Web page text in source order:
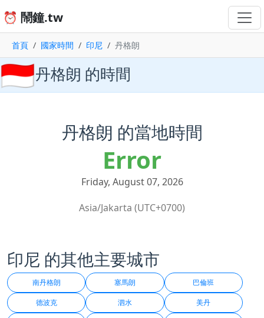
⏰ 鬧鐘.tw
首頁 國家時間 印尼 丹格朗
🇮🇩丹格朗 的時間
丹格朗 的當地時間
Error
Friday, August 07, 2026
Asia/Jakarta (UTC+0700)
印尼 的其他主要城市
南丹格朗 塞馬朗 巴倫班
德波克 泗水 美丹